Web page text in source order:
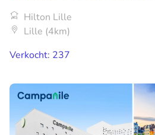
Hilton Lille
Lille (4km)
Verkocht: 237